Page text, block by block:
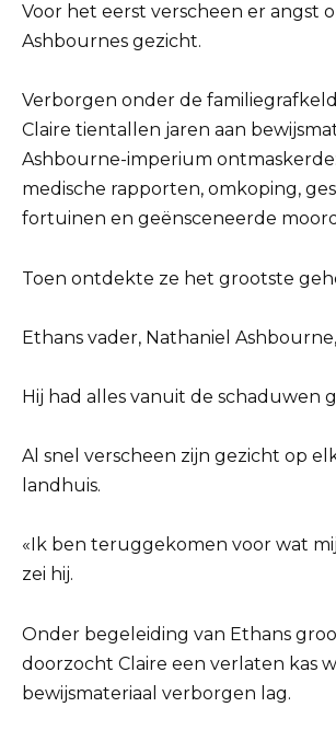
Voor het eerst verscheen er angst
Ashbournes gezicht.
Verborgen onder de
Claire tientallen jaren aan
Ashbourne-imperium
medische rapporten, omkoping,
fortuinen en geënsceneerde
Toen ontdekte ze het grootste
Ethans vader, Nathaniel
Hij had alles vanuit de schaduwen
Al snel verscheen zijn gezicht op
landhuis.
«Ik ben teruggekomen voor wat
zei hij.
Onder begeleiding van Ethans
doorzocht Claire een verlaten kas
bewijsmateriaal verborgen lag.